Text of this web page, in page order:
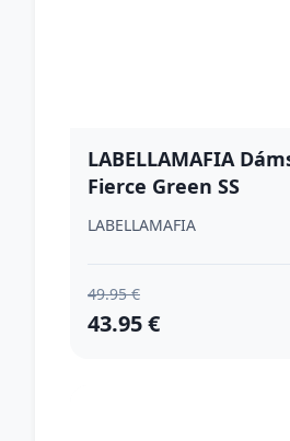
LABELLAMAFIA
Fierce Green SS
LABELLAMAFIA
49.95 €
43.95 €